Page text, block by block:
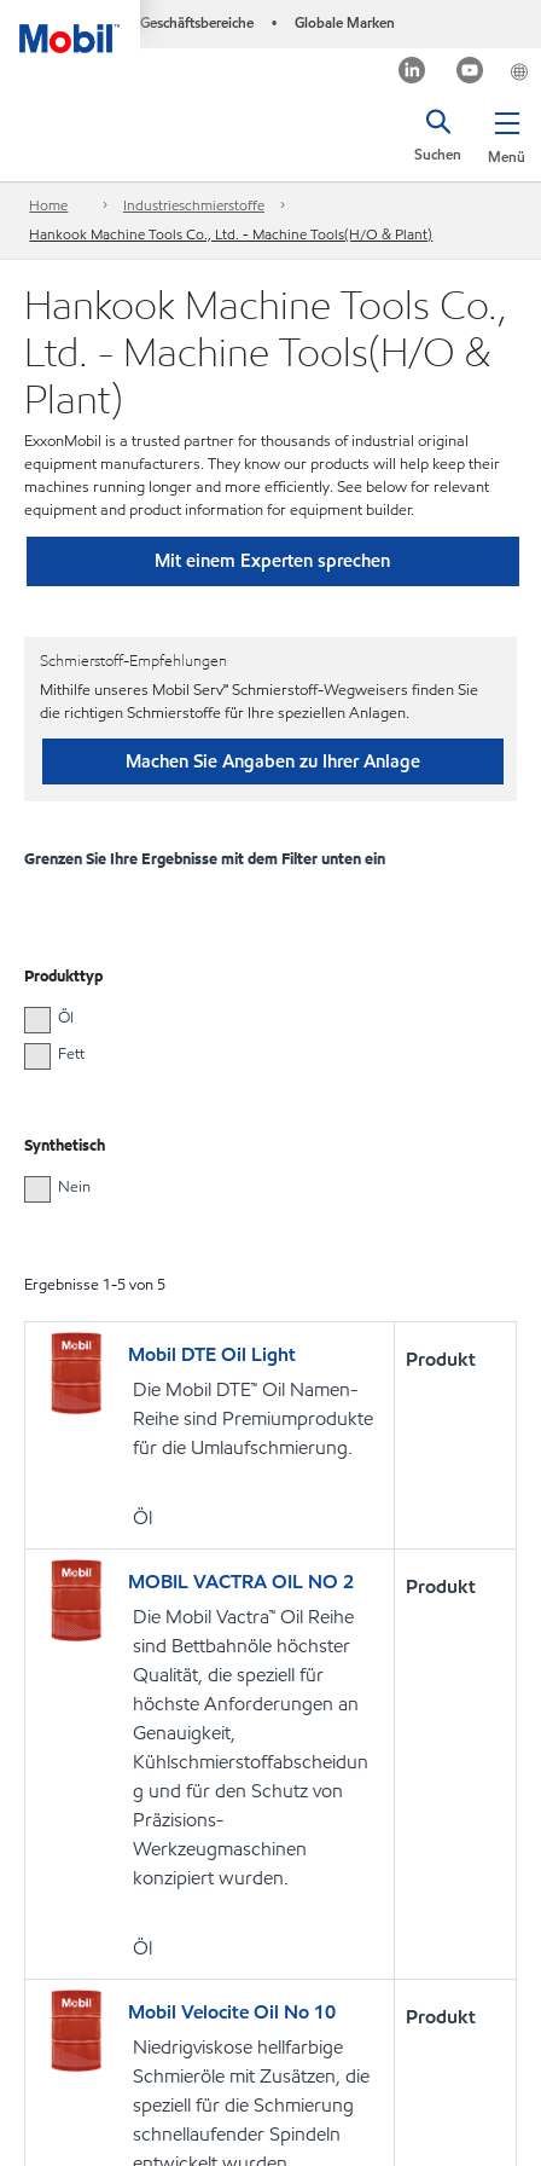
Geschäftsbereiche • Globale Marken
Menü
Suchen
Home
Industrieschmierstoffe
Hankook Machine Tools Co., Ltd. - Machine Tools(H/O & Plant)
Hankook Machine Tools Co.,
Ltd. - Machine Tools(H/O &
Plant)
ExxonMobil is a trusted partner for thousands of industrial original
equipment manufacturers. They know our products will help keep their
machines running longer and more efficiently. See below for relevant
equipment and product information for equipment builder.
Mit einem Experten sprechen
Schmierstoff-Empfehlungen
Mithilfe unseres Mobil Serv℠ Schmierstoff-Wegweisers finden Sie
die richtigen Schmierstoffe für Ihre speziellen Anlagen.
Machen Sie Angaben zu Ihrer Anlage
Grenzen Sie Ihre Ergebnisse mit dem Filter unten ein
Produkttyp
Öl
Fett
Synthetisch
Nein
Ergebnisse 1-5von 5
Mobil DTE Oil Light
Die Mobil DTE™ Oil Namen-
Reihe sind Premiumprodukte
für die Umlaufschmierung.
Öl
Produkt
MOBIL VACTRA OIL NO 2
Die Mobil Vactra™ Oil Reihe
sind Bettbahnöle höchster
Qualität, die speziell für
höchste Anforderungen an
Genauigkeit,
Kühlschmierstoffabscheidun
g und für den Schutz von
Präzisions-
Werkzeugmaschinen
konzipiert wurden.
Öl
Produkt
Mobil Velocite Oil No 10
Niedrigviskose hellfarbige
Schmieröle mit Zusätzen, die
speziell für die Schmierung
schnellaufender Spindeln
Produkt